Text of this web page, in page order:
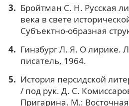
Бройтман С. Н. Русская
века в свете
Субъектно-образная
Гинзбург Л. Я. О лирике.
писатель, 1964.
История персидской
/ под рук. Д. С.
Пригарина. М.: